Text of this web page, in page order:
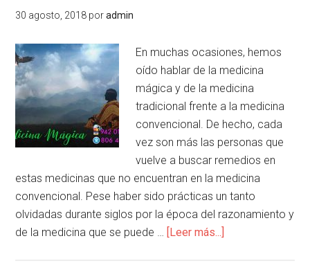
30 agosto, 2018 poradmin
En muchas ocasiones, hemos
oído hablar de la medicina
mágica y de la medicina
tradicional frente a la medicina
convencional. De hecho, cada
vez son más las personas que
vuelve a buscar remedios en
estas medicinas que no encuentran en la medicina
convencional. Pese haber sido prácticas un tanto
olvidadas durante siglos por la época del razonamiento y
de la medicina que se puede …
[Leer más...]